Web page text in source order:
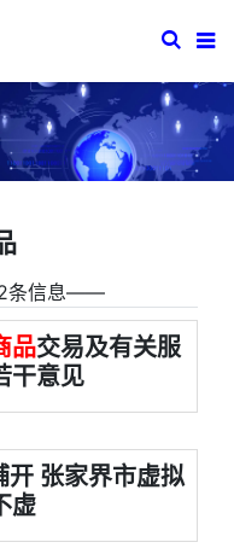
条信息――
品交易及有关服
干意见
张家界市虚拟
虚